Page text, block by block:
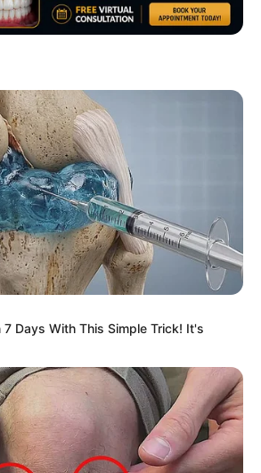
อำนาจ วาสนา บารมี ชัยชนะ
เสริมการเงิน โชคลาภ ความสุข
เสริมการสนับสนุน รักใคร่ เอ็นดู
โชค
รอนซ์เงิน
Days With This Simple Trick! It's